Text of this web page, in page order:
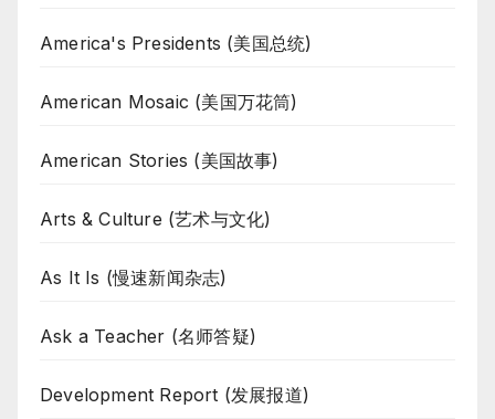
America's Presidents (美国总统)
American Mosaic (美国万花筒)
American Stories (美国故事)
Arts & Culture (艺术与文化)
As It Is (慢速新闻杂志)
Ask a Teacher (名师答疑)
Development Report (发展报道)